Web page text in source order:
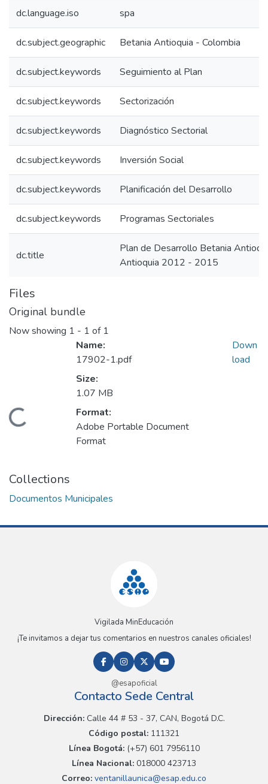
dc.language.iso spa
dc.subject.geographic Betania Antioquia - Colombia
dc.subject.keywords Seguimiento al Plan
dc.subject.keywords Sectorización
dc.subject.keywords Diagnóstico Sectorial
dc.subject.keywords Inversión Social
dc.subject.keywords Planificación del Desarrollo
dc.subject.keywords Programas Sectoriales
dc.title
Plan de Desarrollo Betania
Antioquia 2012 - 2015
Files
Original bundle
Now showing 1 - 1 of 1
Loading...
Name:
17902-1.pdf
Size:
1.07 MB
Format:
Adobe Portable Document
Format
Down
load
Collections
Documentos Municipales
Vigilada MinEducación
¡Te invitamos a dejar tus comentarios en nuestros canales oficiales!
@esapoficial
Contacto Sede Central
Dirección:Calle 44 # 53 - 37, CAN, Bogotá D.C.
Código postal: 111321
Línea Bogotá:(+57) 601 7956110
Línea Nacional: 018000 423713
Correo: ventanillaunica@esap.edu.co